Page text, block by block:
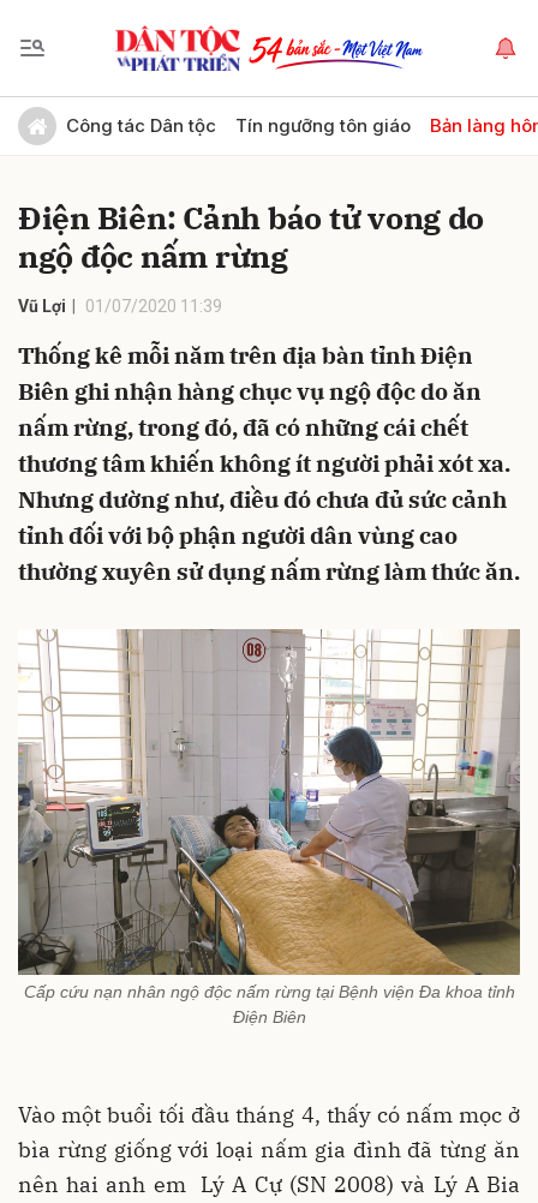
Công tác Dân tộc Tín ngưỡng tôn giáo Bản làng
Điện Biên: Cảnh báo tử vong do
ngộ độc nấm rừng
Vũ Lợi 01/07/2020 11:39
Thống kê mỗi năm trên địa bàn tỉnh Điện
Biên ghi nhận hàng chục vụ ngộ độc do ăn
nấm rừng, trong đó, đã có những cái chết
thương tâm khiến không ít người phải xót xa.
Nhưng dường như, điều đó chưa đủ sức cảnh
tỉnh đối với bộ phận người dân vùng cao
thường xuyên sử dụng nấm rừng làm thức ăn.
Cấp cứu nạn nhân ngộ độc nấm rừng tại Bệnh viện Đa khoa tỉnh
Điện Biên
Vào một buổi tối đầu tháng 4, thấy có nấm mọc ở
bìa rừng giống với loại nấm gia đình đã từng ăn
nên hai anh em Lý A Cự (SN 2008) và Lý A Bia
Gửi bình luận
Hủy Gửi